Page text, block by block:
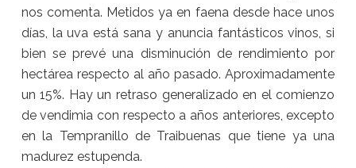
nos comenta. Metidos ya en faena desde hace unos
días, la uva está sana y anuncia fantásticos vinos, si
bien se prevé una disminución de rendimiento por
hectárea respecto al año pasado. Aproximadamente
un 15%. Hay un retraso generalizado en el comienzo
de vendimia con respecto a años anteriores, excepto
en la Tempranillo de Traibuenas que tiene ya una
madurez estupenda.